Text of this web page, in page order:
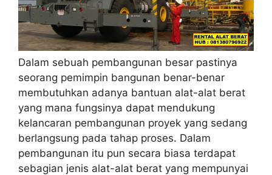
Dalam sebuah pembangunan besar pastinya
seorang pemimpin bangunan benar-benar
membutuhkan adanya bantuan alat-alat berat
yang mana fungsinya dapat mendukung
kelancaran pembangunan proyek yang sedang
berlangsung pada tahap proses. Dalam
pembangunan itu pun secara biasa terdapat
sebagian jenis alat-alat berat yang mempunyai